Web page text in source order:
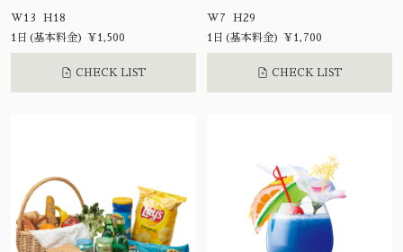
W13 H18
1日(基本料金) ¥1,500
CHECK LIST
W7 H29
1日(基本料金) ¥1,700
CHECK LIST